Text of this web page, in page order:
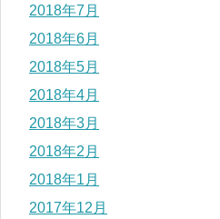
2018年7月
2018年6月
2018年5月
2018年4月
2018年3月
2018年2月
2018年1月
2017年12月